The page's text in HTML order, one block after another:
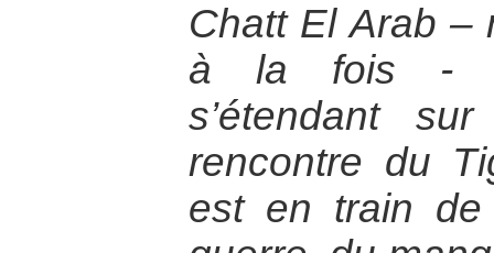
Chatt El Arab –
à la fois -
s’étendant
rencontre du
est en train